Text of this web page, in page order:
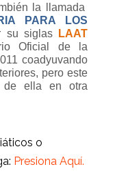
la llamada
PARA LOS
su siglas
LAAT
Oficial de la
coadyuvando
pero este
de ella en otra
o
Presiona Aquí.